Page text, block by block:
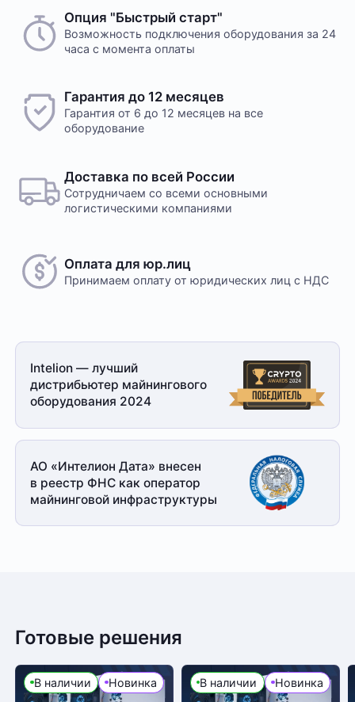
Опция "Быстрый старт"
Возможность подключения оборудования за 24
часа с момента оплаты
Гарантия до 12 месяцев
Гарантия от 6 до 12 месяцев на все
оборудование
Доставка по всей России
Сотрудничаем со всеми основными
логистическими компаниями
Оплата для юр.лиц
Принимаем оплату от юридических лиц с НДС
Intelion — лучший
дистрибьютер майнингового
оборудования 2024
АО «Интелион Дата» внесен
в реестр ФНС как оператор
майнинговой инфраструктуры
Готовые решения
В наличии Новинка В наличии Новинка